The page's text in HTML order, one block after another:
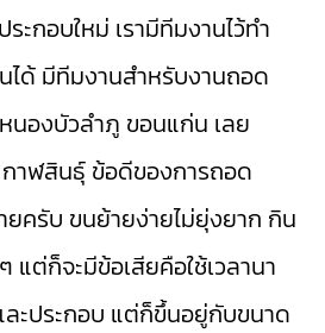
ะกอบใหม่ เรามีทีมงานไว้ทำ
ได้ มีทีมงานสำหรับงานถอด
นองบัวลำภู ขอนแก่น เลย
าฬสินธุ์ ข้อดีของการถอด
ยครับ ขนย้ายง่ายไม่ยุ่งยาก กิน
ต่ก็จะมีข้อเสียคือใช้เวลานา
ะประกอบ แต่ก็ขึ้นอยู่กับขนาด